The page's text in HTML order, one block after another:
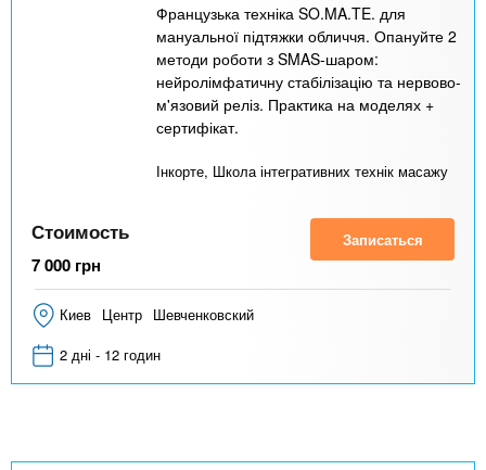
Французька техніка SO.MA.TE. для
мануальної підтяжки обличчя. Опануйте 2
методи роботи з SMAS-шаром:
нейролімфатичну стабілізацію та нервово-
м'язовий реліз. Практика на моделях +
сертифікат.
Інкорте, Школа інтегративних технік масажу
Стоимость
7 000 грн
Записаться
Киев Центр Шевченковский
2 дні - 12 годин